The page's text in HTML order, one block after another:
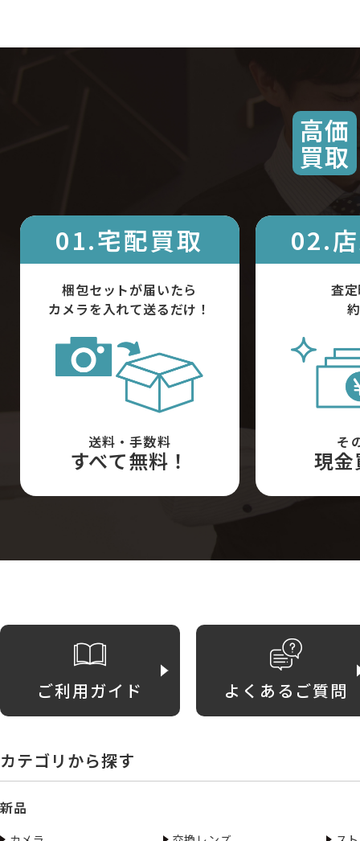
高価
買取
01.宅配買取
梱包セットが届いたら
カメラを入れて送るだけ！
送料・手数料
すべて無料！
02.
査
そ
現
ご利用ガイド よくあるご質問
カテゴリから探す
新品